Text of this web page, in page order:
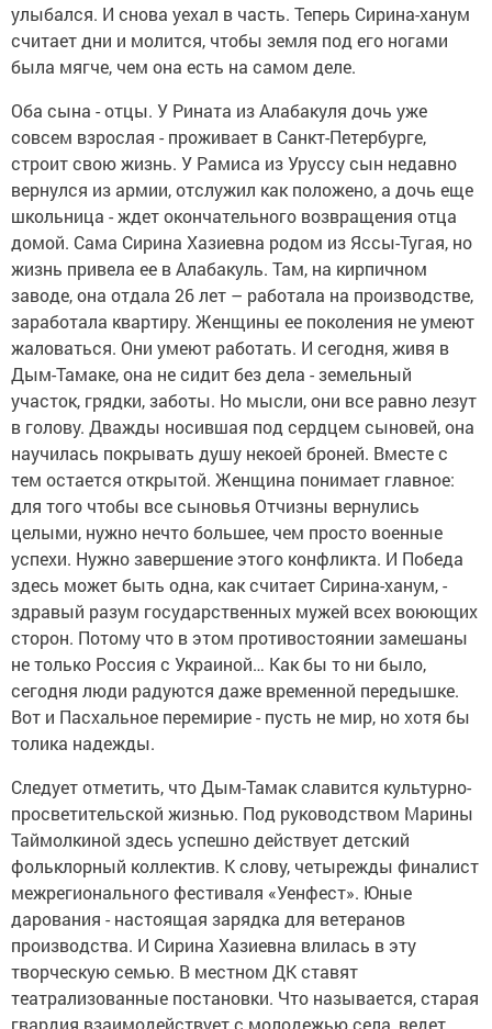
улыбался. И снова уехал в часть. Теперь Сирина-ханум
считает дни и молится, чтобы земля под его ногами
была мягче, чем она есть на самом деле.
Оба сына - отцы. У Рината из Алабакуля дочь уже
совсем взрослая - проживает в Санкт-Петербурге,
строит свою жизнь. У Рамиса из Уруссу сын недавно
вернулся из армии, отслужил как положено, а дочь еще
школьница - ждет окончательного возвращения отца
домой. Сама Сирина Хазиевна родом из Яссы-Тугая, но
жизнь привела ее в Алабакуль. Там, на кирпичном
заводе, она отдала 26 лет – работала на производстве,
заработала квартиру. Женщины ее поколения не умеют
жаловаться. Они умеют работать. И сегодня, живя в
Дым-Тамаке, она не сидит без дела - земельный
участок, грядки, заботы. Но мысли, они все равно лезут
в голову. Дважды носившая под сердцем сыновей, она
научилась покрывать душу некоей броней. Вместе с
тем остается открытой. Женщина понимает главное:
для того чтобы все сыновья Отчизны вернулись
целыми, нужно нечто большее, чем просто военные
успехи. Нужно завершение этого конфликта. И Победа
здесь может быть одна, как считает Сирина-ханум, -
здравый разум государственных мужей всех воюющих
сторон. Потому что в этом противостоянии замешаны
не только Россия с Украиной… Как бы то ни было,
сегодня люди радуются даже временной передышке.
Вот и Пасхальное перемирие - пусть не мир, но хотя бы
толика надежды.
Следует отметить, что Дым-Тамак славится культурно-
просветительской жизнью. Под руководством Марины
Таймолкиной здесь успешно действует детский
фольклорный коллектив. К слову, четырежды финалист
межрегионального фестиваля «Уенфест». Юные
дарования - настоящая зарядка для ветеранов
производства. И Сирина Хазиевна влилась в эту
творческую семью. В местном ДК ставят
театрализованные постановки. Что называется, старая
гвардия взаимодействует с молодежью села, ведет